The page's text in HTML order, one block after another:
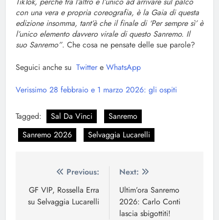
con una vera e propria coreografia, è la Gaia di questa
edizione insomma, tant’è che il finale di ‘Per sempre sì’ è
l’unico elemento davvero virale di questo Sanremo. Il
suo Sanremo”. Che cosa ne pensate delle sue parole?
Seguici anche su Twitter e WhatsApp
Verissimo 28 febbraio e 1 marzo 2026: gli ospiti
Tagged: Sal Da Vinci
Sanremo
Sanremo 2026
Selvaggia Lucarelli
Navigazione
articoli
Previous:
GF VIP, Rossella Erra
su Selvaggia Lucarelli
Next:
Ultim’ora Sanremo
2026: Carlo Conti
lascia sbigottiti!